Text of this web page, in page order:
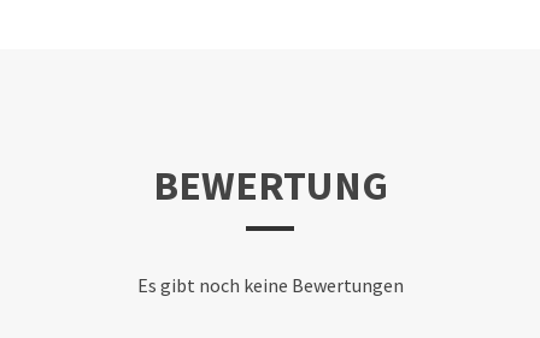
BEWERTUNG
Es gibt noch keine Bewertungen